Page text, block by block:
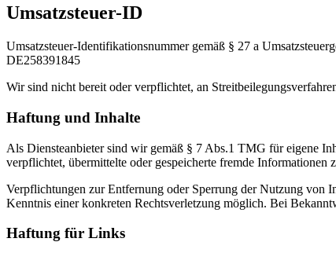
Umsatzsteuer-ID
Umsatzsteuer-Identifikationsnummer gemäß § 27 a
DE258391845
Wir sind nicht bereit oder verpflichtet, an
Haftung und Inhalte
Als Diensteanbieter sind wir gemäß § 7 Abs.1 TMG für eigene
verpflichtet, übermittelte oder gespeicherte fremde
Verpflichtungen zur Entfernung oder Sperrung der Nutzung von
Kenntnis einer konkreten Rechtsverletzung möglich. Bei
Haftung für Links